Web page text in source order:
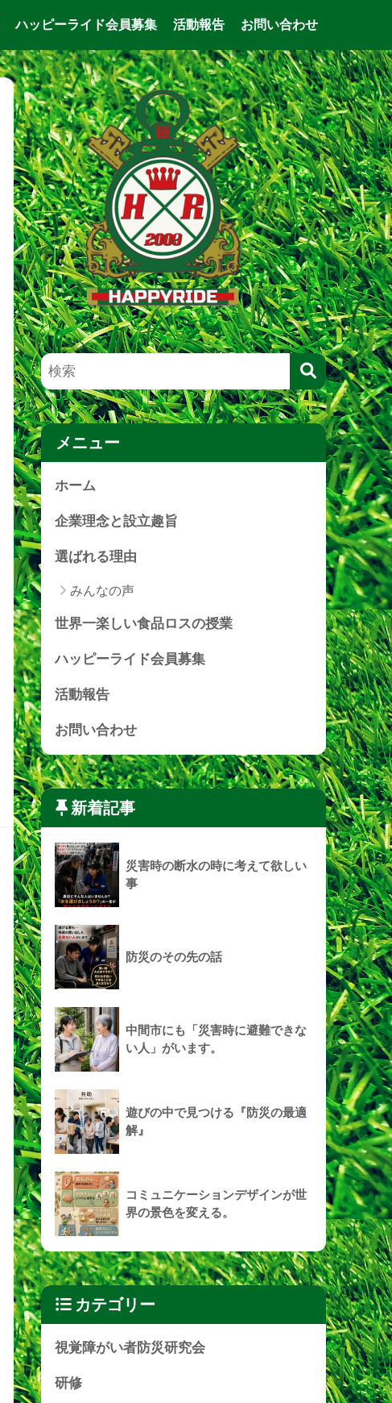
ハッピーライド会員募集 活動報告 お問い合わせ
メニュー
ホーム
企業理念と設立趣旨
選ばれる理由
みんなの声
世界一楽しい食品ロスの授業
ハッピーライド会員募集
活動報告
お問い合わせ
新着記事
災害時の断水の時に考えて欲しい
事
防災のその先の話
中間市にも「災害時に避難できな
い人」がいます。
遊びの中で見つける『防災の最適
解』
コミュニケーションデザインが世
界の景色を変える。
カテゴリー
視覚障がい者防災研究会
研修